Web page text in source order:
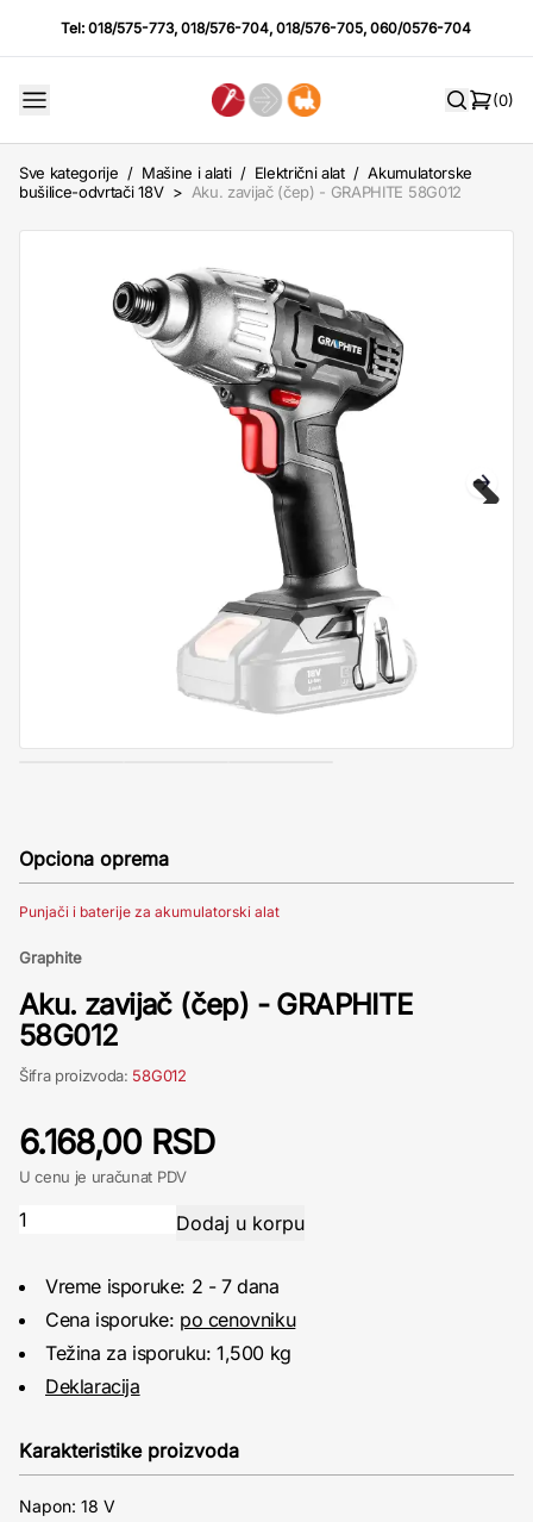
Tel:018/575-773,018/576-704,018/576-705,060/0576-704
(0)
Sve kategorije / Mašine i alati / Električni alat / Akumulatorske
bušilice-odvrtači 18V > Aku. zavijač (čep) - GRAPHITE 58G012
Opciona oprema
Punjači i baterije za akumulatorski alat
Graphite
Aku. zavijač (čep) - GRAPHITE
58G012
Šifra proizvoda: 58G012
6.168,00 RSD
U cenu je uračunat PDV
Vreme isporuke: 2 - 7 dana
Cena isporuke: po cenovniku
Težina za isporuku: 1,500 kg
Deklaracija
Karakteristike proizvoda
Napon: 18 V